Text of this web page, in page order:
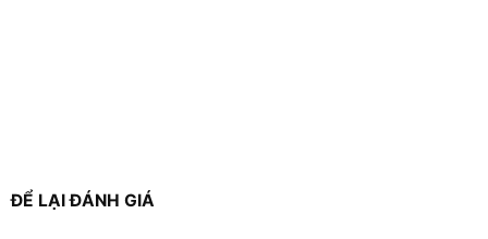
ĐỂ LẠI ĐÁNH GIÁ